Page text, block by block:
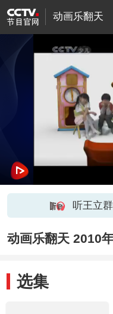
动画乐翻天
听王立
动画乐翻天 2010
选集